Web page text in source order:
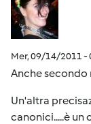
Mer, 09/14/2011 -
Anche secondo
Un'altra
canonici.....è un